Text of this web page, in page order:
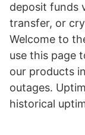
deposit funds
transfer, or
Welcome to
use this page
our products
outages.
historical